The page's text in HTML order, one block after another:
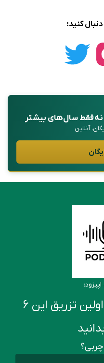
کنید:
نه فقط سال‌های بیشتر
آمپول لاغری: قبل از اولین تزریق این ۶